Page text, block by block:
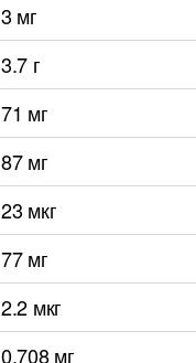
3 мг
3.7 г
71 мг
87 мг
23 мкг
77 мг
2.2 мкг
0.708 мг